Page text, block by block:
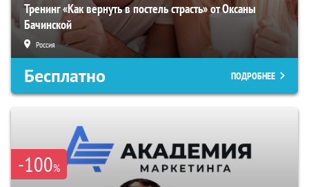
Тренинг «Как вернуть в постель страсть» от Оксаны
Бачинской
Россия
Бесплатно ПОДРОБНЕЕ
-100%